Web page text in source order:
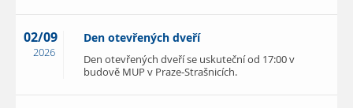
02/09
2026
Den otevřených dveří
Den otevřených dveří se uskuteční od 17:00 v
budově MUP v Praze-Strašnicích.